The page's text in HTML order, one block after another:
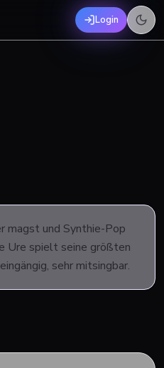
Login
magst und Synthie-Pop
Ure spielt seine größten
sehr mitsingbar.